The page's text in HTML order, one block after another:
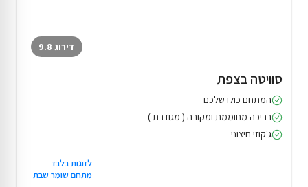
דירוג 9.8
סוויטה בצפת
המתחם כולו שלכם
בריכה מחוממת ומקורה ( מגודרת )
ג'קוזי חיצוני
לזוגות בלבד
מתחם שומר שבת